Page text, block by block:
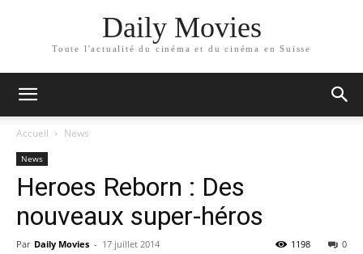
Daily Movies
Toute l'actualité du cinéma et du cinéma en Suisse
Accueil News
News
Heroes Reborn : Des
nouveaux super-héros
Par Daily Movies - 17 juillet 2014 0
1198